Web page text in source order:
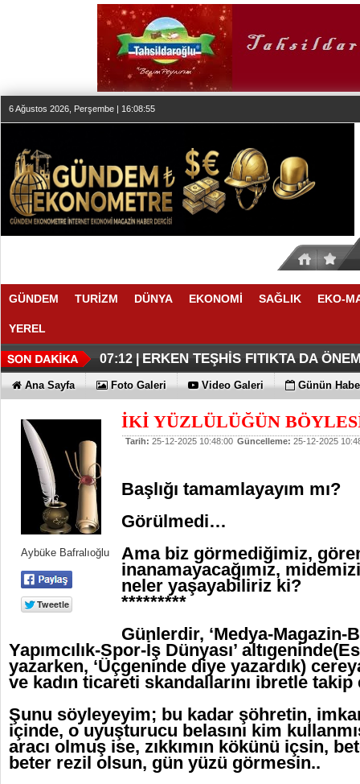
6 Ağustos 2026, Perşembe | 16:08:55
GÜNDEM TURİZM DÜNYA EKONOMİ SAĞLIK EKO-
YEREL
07:27 |KLASİK MÜZİK YAYINCILIĞINDA
07:17 |DÜZENLEMEYİ
07:12 | ERKEN TEŞHİS FITIKTA DA
06:33 |KAYIP RAKAMLARI BİLE
06:28 |EN İYİLER DEĞİL EN UYGUNLAR
06:23 |KOÇ GİBİ YATIRIM YAPTILAR
06:17 |DÖRT ŞİRKET DAHA!!!
06:13 |FUJİTSU'DAN YENİ RENK
Ana Sayfa Foto Galeri Video Galeri Günün
Aybüke Bafralıoğlu
İKİ YÜZLÜLÜĞÜN
Tarih: 25-12-2025 10:48:00 Güncelleme: 25-12-2025
Başlığı tamamlayayım mı?
Görülmedi…
Ama biz görmediğimiz,
inanamayacağımız,
neler yaşayabiliriz ki?
*********
Günlerdir, ‘Medya-Magazin-
Yapımcılık-Spor-İş Dünyası’
yazarken, ‘Üçgeninde diye yazardık)
ve kadın ticareti skandallarını ibretle
Şunu söyleyeyim; bu kadar şöhretin,
içinde, o uyuşturucu belasını kim
aracı olmuş ise, zıkkımın kökünü içsin,
beter rezil olsun, gün yüzü görmesin..